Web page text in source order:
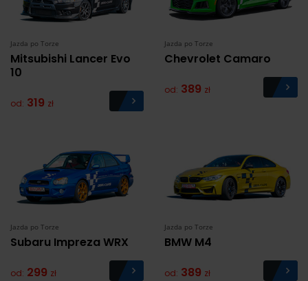
Jazda po Torze
Mitsubishi Lancer Evo
10
od: 319 zł
Jazda po Torze
Chevrolet Camaro
od: 389 zł
Jazda po Torze
Subaru Impreza WRX
od: 299 zł
Jazda po Torze
BMW M4
od: 389 zł